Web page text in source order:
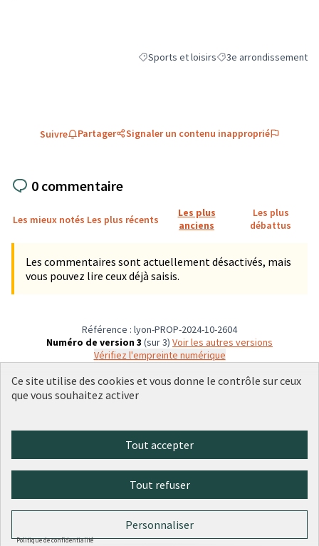
Filtrer les résultats de la catégorie :
Sports et loisirsFiltrer les résultats
3e arrondissement
Suivre Partager Signaler un contenu inapproprié
0 commentaire
Les mieux notés Les plus récents
Les plus
anciens
Les plus
débattus
Les commentaires sont actuellement désactivés, mais
vous pouvez lire ceux déjà saisis.
Référence : lyon-PROP-2024-10-2604
Numéro de version 3 (sur 3)
voir les autres versions
Vérifiez l'empreinte numérique
(Lien externe)
(Lien externe)
(Lien externe)
(Lien externe)
(Lien externe)
(Lien externe)Open Source Politics
(Lien externe)
grâce au
(Lien externe)
Licence
(Lien
Ce site utilise des cookies et vous donne le contrôle sur ceux
que vous souhaitez activer
Tout accepter
Tout refuser
Personnaliser
Politique de confidentialité